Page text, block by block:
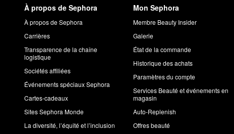
À propos de Sephora
À propos de Sephora
Carrières
Transparence de la chaîne
logistique
Sociétés affiliées
Événements spéciaux Sephora
Cartes-cadeaux
Sites Sephora Monde
La diversité, l’équité et l’inclusion
Mon Sephora
Membre Beauty Insider
Galerie
État de la commande
Historique des achats
Paramètres du compte
Services Beauté et événements en
magasin
Auto-Replenish
Offres beauté